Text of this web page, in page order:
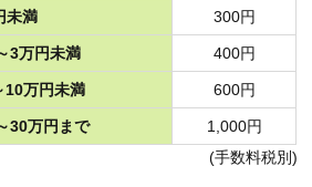
未満
300円
3万円未満 400円
10万円未満 600円
30万円まで
1,000円
(手数料税別)